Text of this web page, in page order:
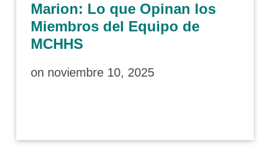
Marion: Lo que Opinan los
Miembros del Equipo de
MCHHS
on noviembre 10, 2025
Skip back to main navigation